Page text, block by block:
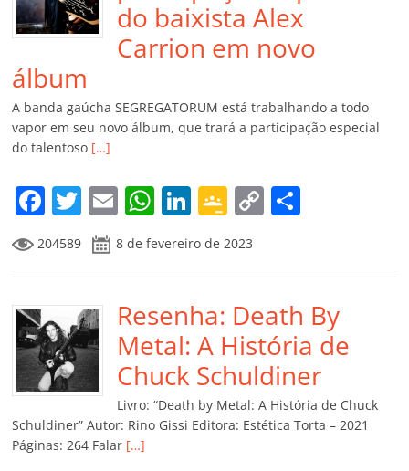
do baixista Alex
Carrion em novo
álbum
A banda gaúcha SEGREGATORUM está trabalhando a todo
vapor em seu novo álbum, que trará a participação especial
do talentoso […]
F
a
c
e
b
o
o
k
T
w
itt
er
E
m
ai
l
W
at
s
A
p
p
Li
k
e
dI
n
G
o
o
gl
e
Cl
a
ss
ro
C
y
Li
n
k
p
ar
til
h
ar
204589 8 de fevereiro de 2023
Resenha: Death By
Metal: A História de
Chuck Schuldiner
Livro: “Death by Metal: A História de Chuck
Schuldiner” Autor: Rino Gissi Editora: Estética Torta – 2021
Páginas: 264 Falar […]